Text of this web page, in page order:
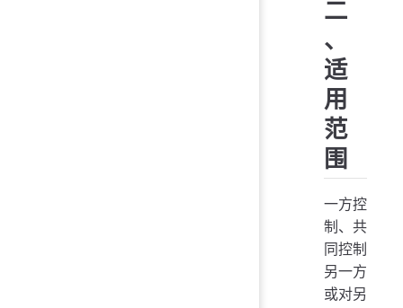
二
、
适
用
范
围
一方控
制、共
同控制
另一方
或对另